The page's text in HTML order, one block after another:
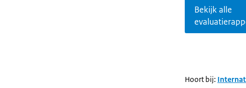
Bekijk alle
Hoort bij: